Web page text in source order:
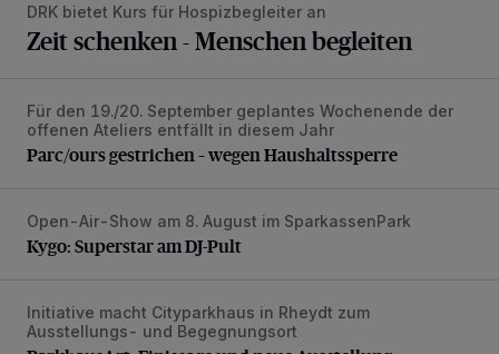
DRK bietet Kurs für Hospizbegleiter an
Zeit schenken - Menschen begleiten
Parc/ours gestrichen – wegen Haushaltssperre
Für den 19./20. September geplantes Wochenende der
offenen Ateliers entfällt in diesem Jahr
Parc/ours gestrichen – wegen Haushaltssperre
Kygo: Superstar am DJ-Pult
Open-Air-Show am 8. August im SparkassenPark
Kygo: Superstar am DJ-Pult
ParkhausArt: Finissage und neue Ausstellung
Initiative macht Cityparkhaus in Rheydt zum
Ausstellungs- und Begegnungsort